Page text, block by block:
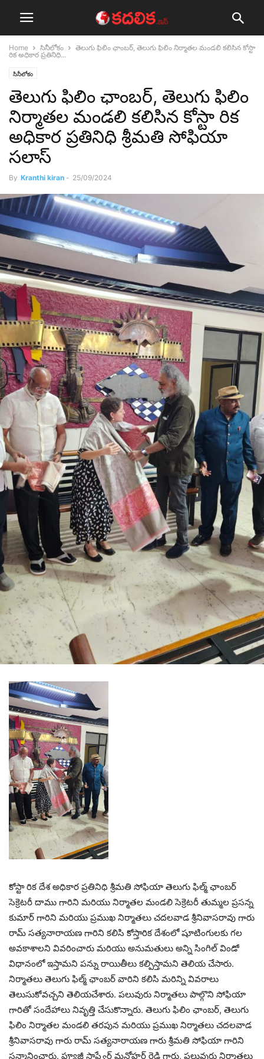
Home సినీలోకం
తెలుగు ఫిలిం ఛాంబర్, తెలుగు ఫిలిం నిర్మాతల మండలి కలిసిన కోస్టా
రిక అధికార ప్రతినిధి...
సినీలోకం
తెలుగు ఫిలిం ఛాంబర్, తెలుగు ఫిలిం
నిర్మాతల మండలి కలిసిన కోస్టా రిక
అధికార ప్రతినిధి శ్రీమతి సోఫియా
సలాస్
By Kranthi kiran - 25/09/2024
కోస్టా రిక దేశ అధికార ప్రతినిధి శ్రీమతి సోఫియా తెలుగు ఫిల్మ్ ఛాంబర్
సెక్రెటరీ దాము గారిని మరియు నిర్మాతల మండలి సెక్రెటరీ తుమ్మల ప్రసన్న
కుమార్ గారిని మరియు ప్రముఖ నిర్మాతలు చదలవాడ శ్రీనివాసరావు గారు
రామ్ సత్యనారాయణ గారిని కలిసి కోస్తారిక దేశంలో షూటింగులకు గల
అవకాశాలని వివరించారు మరియు అనుమతులు అన్ని సింగిల్ విండో
విధానంలో ఇస్తామని పన్ను రాయితీలు కల్పిస్తామని తెలియ చేసారు.
నిర్మాతలు తెలుగు ఫిల్మ్ ఛాంబర్ వారిని కలిసి మరిన్ని వివరాలు
తెలుసుకోవచ్చని తెలియచేశారు. పలువురు నిర్మాతలు పాల్గొని సోఫియా
గారితో సందేహాలు నివృత్తి చేసుకొన్నారు. తెలుగు ఫిలిం ఛాంబర్, తెలుగు
ఫిలిం నిర్మాతల మండలి తరపున మరియు ప్రముఖ నిర్మాతలు చదలవాడ
శ్రీనివాసరావు గారు రామ్ సత్యనారాయణ గారు శ్రీమతి సోఫియా గారిని
సన్మానించారు. ఫ్యూజీ సాఫ్ట్వేర్ మనోహర్ రెడ్డి గారు, పలువురు నిర్మాతలు